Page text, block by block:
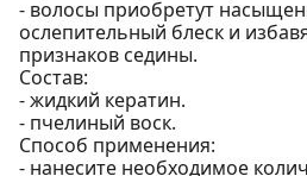
- волосы приобретут
ослепительный блеск и
признаков седины.
Состав:
- жидкий кератин.
- пчелиный воск.
Способ применения:
- нанесите необходимое